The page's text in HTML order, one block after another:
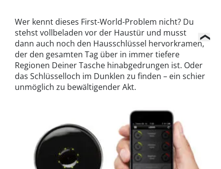
Wer kennt dieses First-World-Problem nicht? Du
stehst vollbeladen vor der Haustür und musst
dann auch noch den Hausschlüssel hervorkramen,
der den gesamten Tag über in immer tiefere
Regionen Deiner Tasche hinabgedrungen ist. Oder
das Schlüsselloch im Dunklen zu finden – ein schier
unmöglich zu bewältigender Akt.